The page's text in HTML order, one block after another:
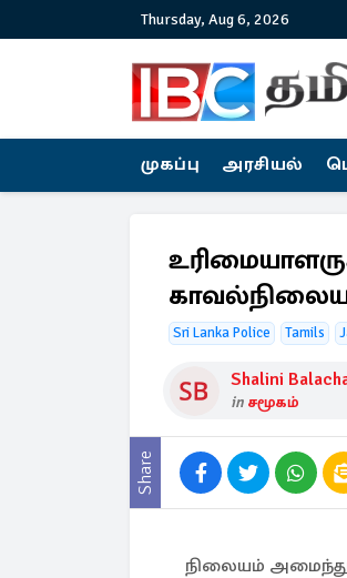
Thursday, Aug 6, 2026
முகப்பு அரசியல்
Sri Lanka Police Tamils
Shalini
in சமூகம்
Share
நிலையம்